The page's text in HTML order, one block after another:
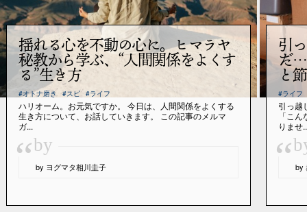
揺れる心を不動の心に。ヒマラヤ
秘教から学ぶ、“人間関係をよくす
る”生き方
#オトナ磨き #スピ #ライフ
ハリオーム。お元気ですか。 今日は、人間関係をよくする
生き方について、お話していきます。 この記事のメルマ
ガ...
“by
by ヨグマタ相川圭子
引
だ…
と
#ライフ
引っ越
「こ
りませ
“ by